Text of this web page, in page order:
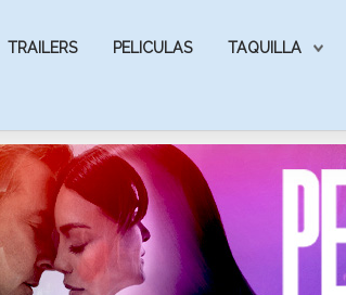
TRAILERS PELICULAS TAQUILLA